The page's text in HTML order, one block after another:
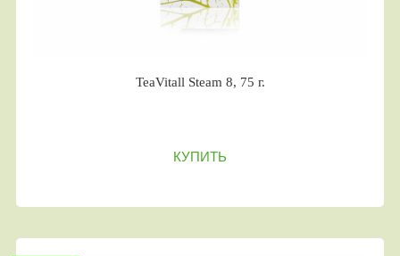
TeaVitall Steam 8, 75 г.
КУПИТЬ